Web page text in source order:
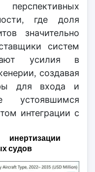
где доля
значительно
систем
усилия в
создавая
для входа и
устоявшимся
интеграции с
судов